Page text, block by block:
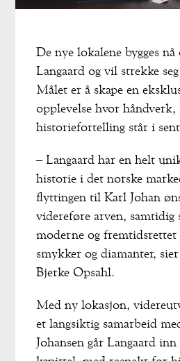
De nye lokalene bygges
Langaard og vil strekke
Målet er å skape en
opplevelse hvor
historiefortelling står i
– Langaard har en helt
historie i det norske
flyttingen til Karl Johan
videreføre arven, samtidig
moderne og
smykker og diamanter,
Bjerke Opsahl.
Med ny lokasjon,
et langsiktig samarbeid
Johansen går Langaard